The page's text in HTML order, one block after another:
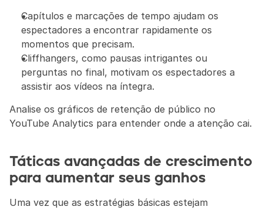
Capítulos e marcações de tempo ajudam os
espectadores a encontrar rapidamente os
momentos que precisam.
Cliffhangers, como pausas intrigantes ou
perguntas no final, motivam os espectadores a
assistir aos vídeos na íntegra.
Analise os gráficos de retenção de público no
YouTube Analytics para entender onde a atenção cai.
Táticas avançadas de crescimento
para aumentar seus ganhos
Uma vez que as estratégias básicas estejam